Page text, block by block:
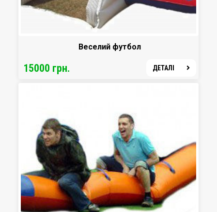
Веселий футбол
15000 грн. ДЕТАЛІ